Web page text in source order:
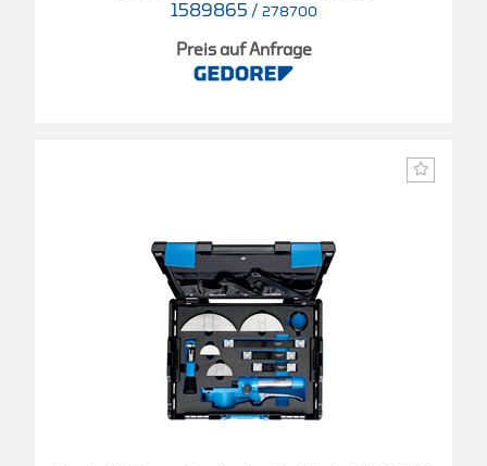
1589865 / 278700
Preis auf Anfrage